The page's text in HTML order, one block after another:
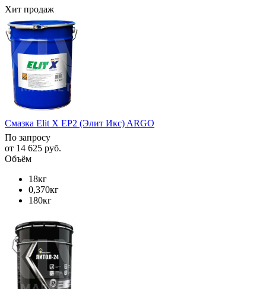
Хит продаж
Смазка Elit X EP2 (Элит Икс) ARGO
По запросу
от 14 625 руб.
Объём
18кг
0,370кг
180кг